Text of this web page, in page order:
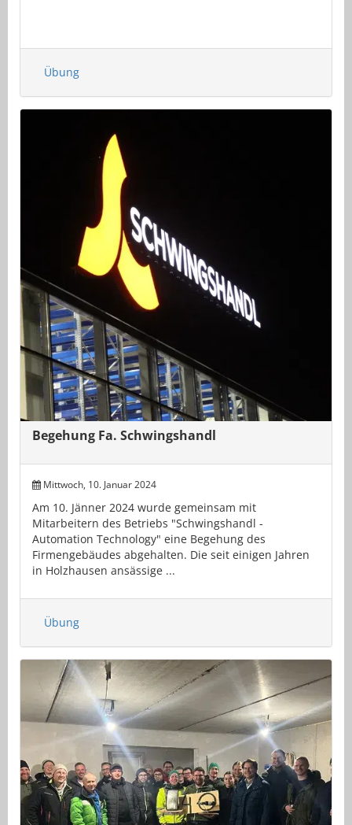
Übung
Begehung Fa. Schwingshandl
Mittwoch, 10. Januar 2024
Am 10. Jänner 2024 wurde gemeinsam mit
Mitarbeitern des Betriebs "Schwingshandl -
Automation Technology" eine Begehung des
Firmengebäudes abgehalten. Die seit einigen Jahren
in Holzhausen ansässige ...
Übung